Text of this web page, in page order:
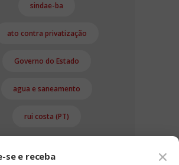
sindae-ba
ato contra privatização
Governo do Estado
agua e saneamento
rui costa (PT)
se e receba